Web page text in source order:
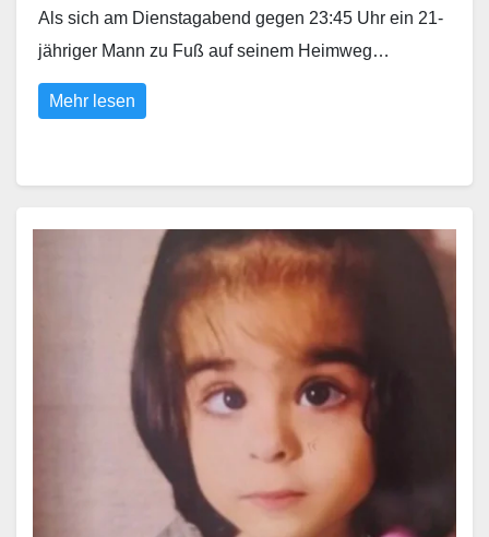
Als sich am Dienstagabend gegen 23:45 Uhr ein 21-
jähriger Mann zu Fuß auf seinem Heimweg…
Mehr lesen